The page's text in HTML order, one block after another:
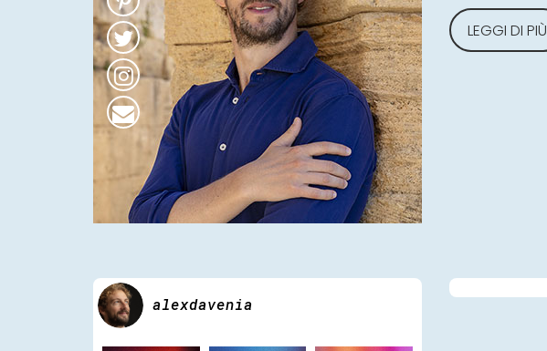
LEGGI DI PIÙ
alexdavenia